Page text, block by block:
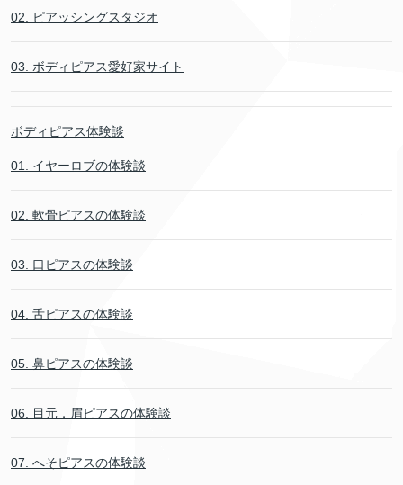
02. ピアッシングスタジオ
03. ボディピアス愛好家サイト
ボディピアス体験談
01. イヤーロブの体験談
02. 軟骨ピアスの体験談
03. 口ピアスの体験談
04. 舌ピアスの体験談
05. 鼻ピアスの体験談
06. 目元．眉ピアスの体験談
07. へそピアスの体験談